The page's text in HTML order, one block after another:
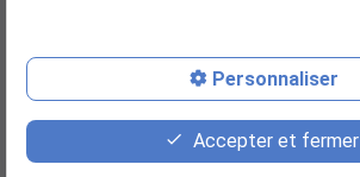
Plan du site
Mentions légales
Personnaliser
Accepter et fermer